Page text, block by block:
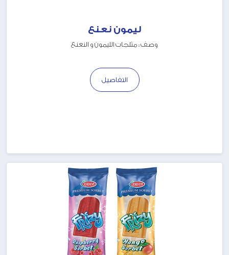
ليمون نعنع
وصف : مثلجات الليمون و النعنع
التفاصيل